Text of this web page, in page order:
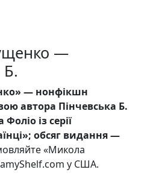
—
Б.
— нонфікшн
автора Пінчевська Б.
із серії
обсяг видання —
«Микола
у США.